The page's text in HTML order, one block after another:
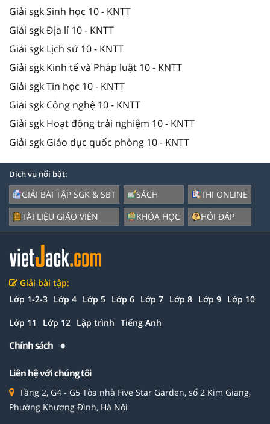
Giải sgk Sinh học 10 - KNTT
Giải sgk Địa lí 10 - KNTT
Giải sgk Lịch sử 10 - KNTT
Giải sgk Kinh tế và Pháp luật 10 - KNTT
Giải sgk Tin học 10 - KNTT
Giải sgk Công nghệ 10 - KNTT
Giải sgk Hoạt động trải nghiệm 10 - KNTT
Giải sgk Giáo dục quốc phòng 10 - KNTT
Dịch vụ nổi bật:
GIẢI BÀI TẬP SGK & SBT
TÀI LIỆU GIÁO VIÊN
SÁCH
KHÓA HỌC
THI ONLINE
HỎI ĐÁP
Giải bài tập:
Lớp 1-2-3 Lớp 4 Lớp 5 Lớp 6 Lớp 7 Lớp 8 Lớp 9 Lớp 10
Lớp 11 Lớp 12 Lập trình Tiếng Anh
Chính sách
Liên hệ với chúng tôi
Tầng 2, G4 - G5 Tòa nhà Five Star Garden, số 2 Kim Giang,
Phường Khương Đình, Hà Nội